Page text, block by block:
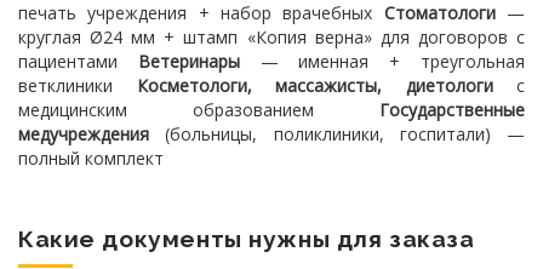
печать учреждения + набор врачебных Стоматологи—
круглая Ø24 мм + штамп «Копия верна» для договоров с
пациентами
Ветеринары— именная + треугольная
ветклиники
Косметологи, массажисты, диетологис
медицинским образованием
Государственные
медучреждения (больницы, поликлиники, госпитали) —
полный комплект
Какие документы нужны для заказа